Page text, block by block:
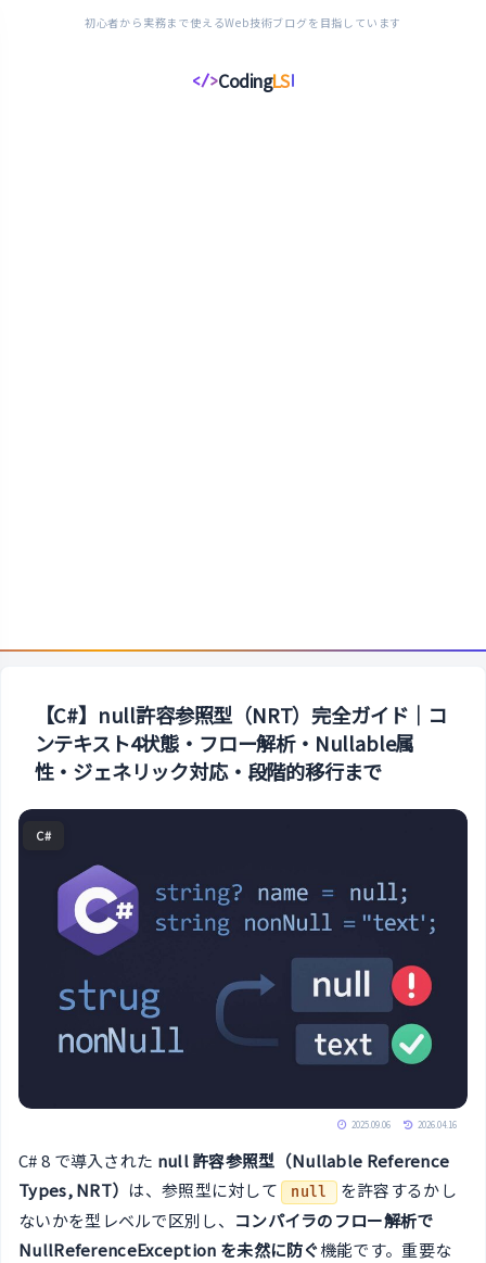
初心者から実務まで使えるWeb技術ブログを目指しています
</>CodingLS
コ
【C#】null許容参照型（NRT）完全ガイド｜コ
ンテキスト4状態・フロー解析・Nullable属
性・ジェネリック対応・段階的移行まで
C#
2025.09.06 2026.04.16
C# 8 で導入された null 許容参照型（Nullable Reference
Types, NRT） は、参照型に対して null
を許容するかし
ないかを型レベルで区別し、 コンパイラのフロー解析で
NullReferenceException を未然に防ぐ機能です。重要な